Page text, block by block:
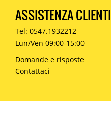
ASSISTENZA CLIENTI
Tel: 0547.1932212
Lun/Ven 09:00-15:00
Domande e risposte
Contattaci